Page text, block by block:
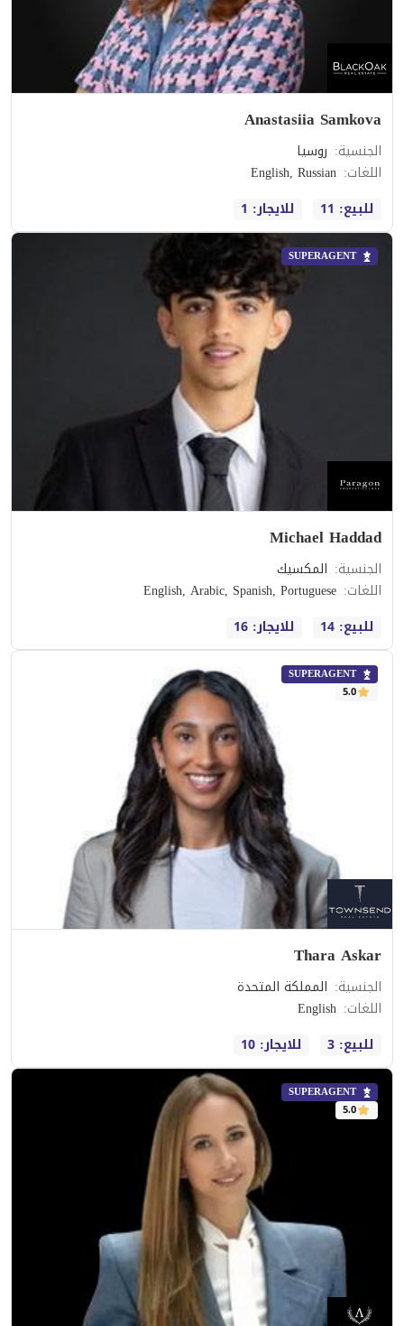
Anastasiia Samkova
الجنسية: روسيا
اللغات:
English, Russian
للبيع: 11
للايجار: 1
SUPERAGENT
Michael Haddad
الجنسية: المكسيك
اللغات:
English, Arabic, Spanish, Portuguese
للبيع: 14
للايجار: 16
SUPERAGENT
5.0
Thara Askar
الجنسية: المملكة المتحدة
اللغات:
English
للبيع: 3
للايجار: 10
SUPERAGENT
5.0